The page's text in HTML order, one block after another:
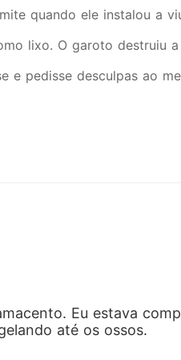
quando ele instalou a
lixo. O garoto destruiu
e pedisse desculpas ao
implorei pela proteção do
ciúmes. Sozinha, fui
nossa linhagem, rasgou
Eu estava
até os ossos.